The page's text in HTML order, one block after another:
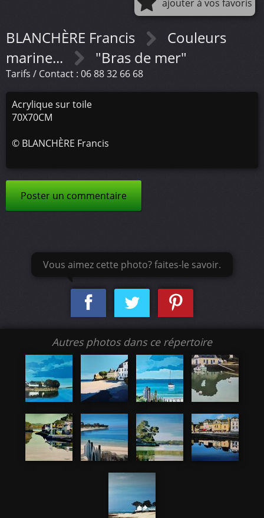
ajouter à vos favoris
BLANCHÈRE Francis
Couleurs
marine...
"Bras de mer"
Tarifs / Contact : 06 88 32 66 68
Acrylique sur toile
70X70CM
© BLANCHÈRE Francis
Poster un commentaire
Vous aimez cette photo? faites-le savoir.
Autres photos dans ce répertoire